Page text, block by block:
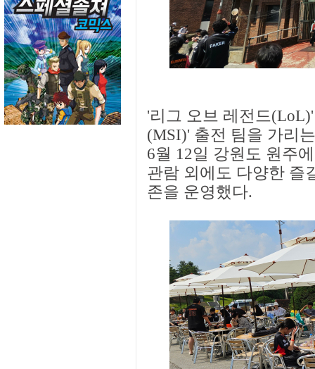
'리그 오브 레전드
(MSI)' 출전 팀을 가리
6월 12일 강원도 원주
관람 외에도 다양한 즐
존을 운영했다.